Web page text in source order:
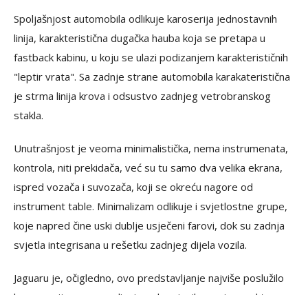
Spoljašnjost automobila odlikuje karoserija jednostavnih
linija, karakteristična dugačka hauba koja se pretapa u
fastback kabinu, u koju se ulazi podizanjem karakterističnih
"leptir vrata". Sa zadnje strane automobila karakateristična
je strma linija krova i odsustvo zadnjeg vetrobranskog
stakla.
Unutrašnjost je veoma minimalistička, nema instrumenata,
kontrola, niti prekidača, već su tu samo dva velika ekrana,
ispred vozača i suvozača, koji se okreću nagore od
instrument table. Minimalizam odlikuje i svjetlostne grupe,
koje napred čine uski dublje usječeni farovi, dok su zadnja
svjetla integrisana u rešetku zadnjeg dijela vozila.
Jaguaru je, očigledno, ovo predstavljanje najviše poslužilo